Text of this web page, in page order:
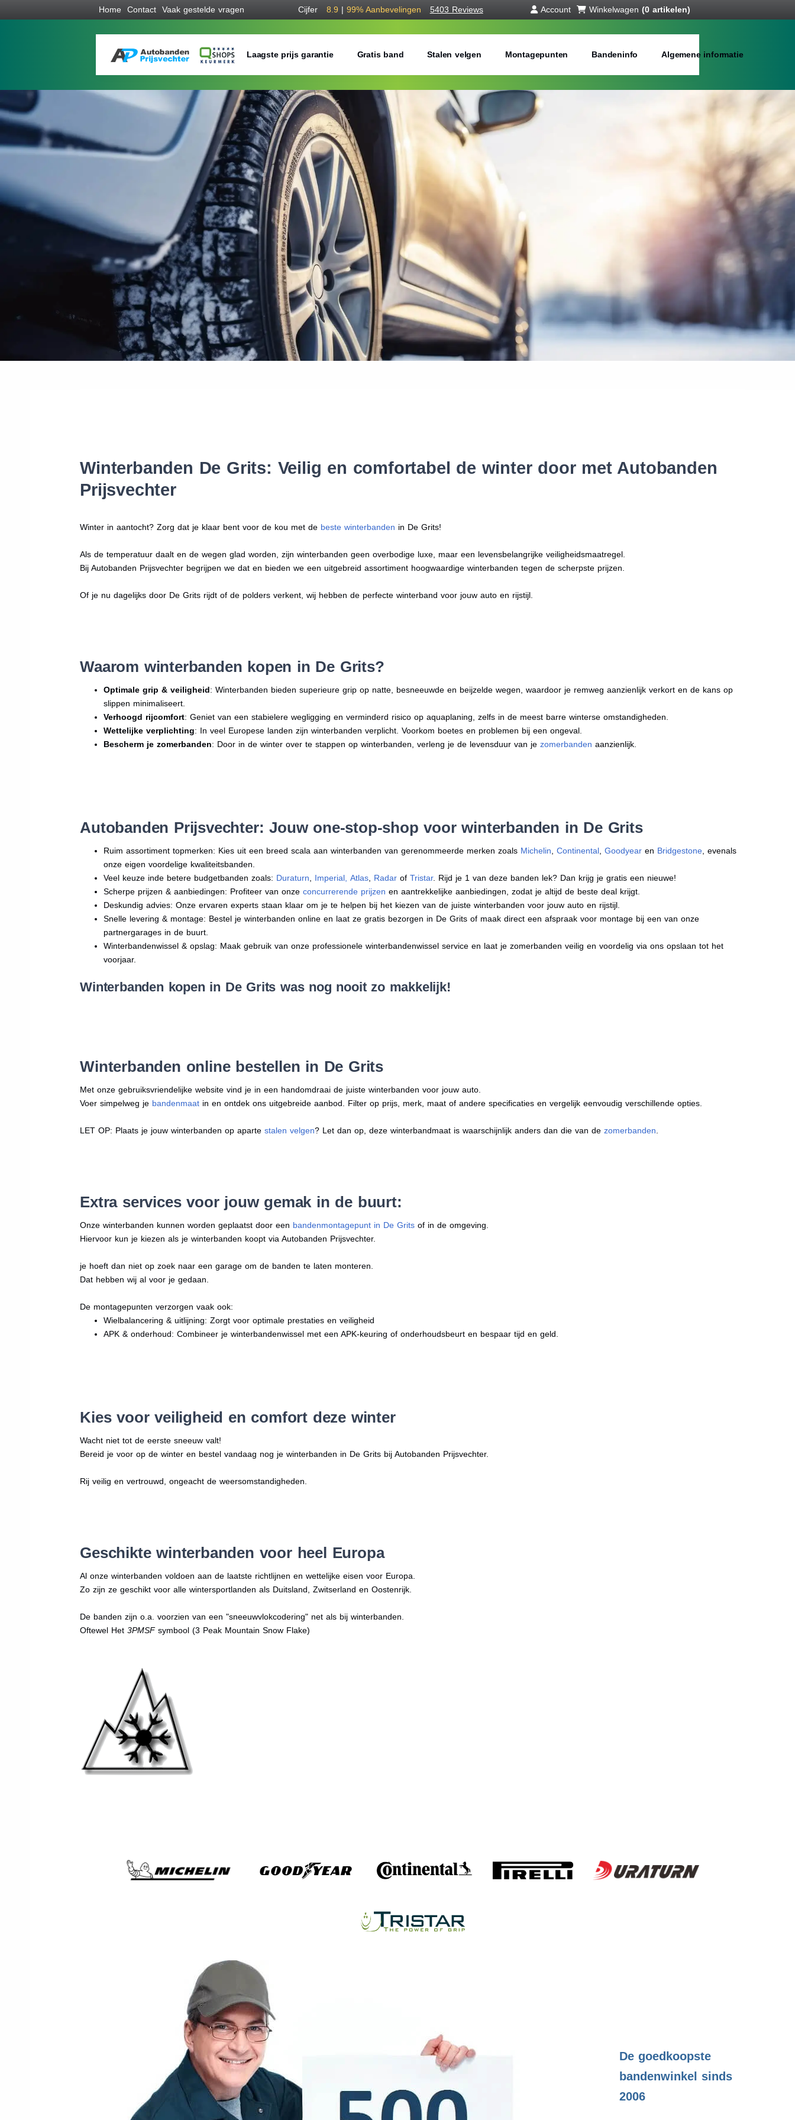
Home Contact Vaak gestelde vragen Cijfer 8.9 | 99% Aanbevelingen 5403 Reviews Account Winkelwagen (0 artikelen)
Laagste prijs garantie Gratis band Stalen velgen Montagepunten Bandeninfo Algemene informatie
Bestel voordelig winterbanden
Seizoen:
Breedte: Hoogte:
Waar vind ik de maat van mijn banden
Help mij met bestellen
Winterbanden De Grits: Veilig en comfortabel de winter door met Autobanden
Prijsvechter
Winter in aantocht? Zorg dat je klaar bent voor de kou met de beste winterbanden in De Grits!
Als de temperatuur daalt en de wegen glad worden, zijn winterbanden geen overbodige luxe, maar een levensbelangrijke veiligheidsmaatregel.
Bij Autobanden Prijsvechter begrijpen we dat en bieden we een uitgebreid assortiment hoogwaardige winterbanden tegen de scherpste prijzen.
Of je nu dagelijks door De Grits rijdt of de polders verkent, wij hebben de perfecte winterband voor jouw auto en rijstijl.
Waarom winterbanden kopen in De Grits?
Optimale grip & veiligheid: Winterbanden bieden superieure grip op natte, besneeuwde en beijzelde wegen, waardoor je remweg aanzienlijk verkort en de kans op
slippen minimaliseert.
Verhoogd rijcomfort: Geniet van een stabielere wegligging en verminderd risico op aquaplaning, zelfs in de meest barre winterse omstandigheden.
Wettelijke verplichting: In veel Europese landen zijn winterbanden verplicht. Voorkom boetes en problemen bij een ongeval.
Bescherm je zomerbanden: Door in de winter over te stappen op winterbanden, verleng je de levensduur van jezomerbanden aanzienlijk.
Autobanden Prijsvechter: Jouw one-stop-shop voor winterbanden in De Grits
Ruim assortiment topmerken: Kies uit een breed scala aan winterbanden van gerenommeerde merken zoals Michelin ,Continental ,Goodyear en Bridgestone , evenals
onze eigen voordelige kwaliteitsbanden.
Veel keuze inde betere budgetbanden zoals: Duraturn Imperial Atlas Radar ofTristar. Rijd je 1 van deze banden lek? Dan krijg je gratis een nieuwe!
Scherpe prijzen & aanbiedingen: Profiteer van onzeconcurrerende prijzen en aantrekkelijke aanbiedingen, zodat je altijd de beste deal krijgt.
Deskundig advies: Onze ervaren experts staan klaar om je te helpen bij het kiezen van de juiste winterbanden voor jouw auto en rijstijl.
Snelle levering & montage: Bestel je winterbanden online en laat ze gratis bezorgen in De Grits of maak direct een afspraak voor montage bij een van onze
partnergarages in de buurt.
Winterbandenwissel & opslag: Maak gebruik van onze professionele winterbandenwissel service en laat je zomerbanden veilig en voordelig via ons opslaan tot het
voorjaar.
Winterbanden kopen in De Grits was nog nooit zo makkelijk!
Winterbanden online bestellen in De Grits
Met onze gebruiksvriendelijke website vind je in een handomdraai de juiste winterbanden voor jouw auto.
Voer simpelweg je bandenmaat in en ontdek ons uitgebreide aanbod. Filter op prijs, merk, maat of andere specificaties en vergelijk eenvoudig verschillende opties.
LET OP: Plaats je jouw winterbanden op apartestalen velgen? Let dan op, deze winterbandmaat is waarschijnlijk anders dan die van dezomerbanden
Extra services voor jouw gemak in de buurt:
Onze winterbanden kunnen worden geplaatst door een bandenmontagepunt in De Grits of in de omgeving.
Hiervoor kun je kiezen als je winterbanden koopt via Autobanden Prijsvechter.
je hoeft dan niet op zoek naar een garage om de banden te laten monteren.
Dat hebben wij al voor je gedaan.
De montagepunten verzorgen vaak ook:
Wielbalancering & uitlijning: Zorgt voor optimale prestaties en veiligheid
APK & onderhoud: Combineer je winterbandenwissel met een APK-keuring of onderhoudsbeurt en bespaar tijd en geld.
Kies voor veiligheid en comfort deze winter
Wacht niet tot de eerste sneeuw valt!
Bereid je voor op de winter en bestel vandaag nog je winterbanden in De Grits bij Autobanden Prijsvechter.
Rij veilig en vertrouwd, ongeacht de weersomstandigheden.
Geschikte winterbanden voor heel Europa
Al onze winterbanden voldoen aan de laatste richtlijnen en wettelijke eisen voor Europa.
Zo zijn ze geschikt voor alle wintersportlanden als Duitsland, Zwitserland en Oostenrijk.
De banden zijn o.a. voorzien van een "sneeuwvlokcodering" net als bij winterbanden.
Oftewel Het3PMSFsymbool (3 Peak Mountain Snow Flake)
De goedkoopste
bandenwinkel sinds
2006